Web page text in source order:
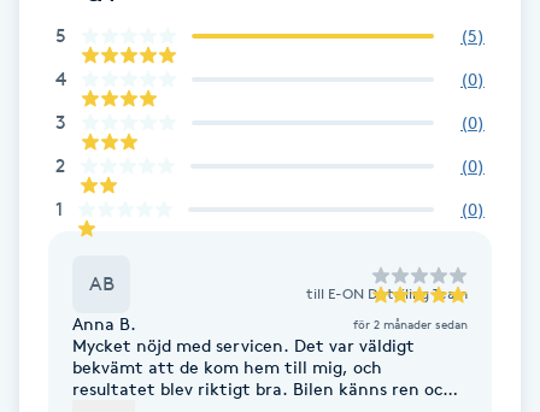
Brynformning
Brynfärgning
Brynplockning
Bröllopsuppsättning
Celluliter
5 (5)
4 (0)
3 (0)
2 (0)
1 (0)
AB till E-ON Detailing Team
Anna B. för 2 månader sedan
Mycket nöjd med servicen. Det var väldigt
bekvämt att de kom hem till mig, och
resultatet blev riktigt bra. Bilen känns ren och